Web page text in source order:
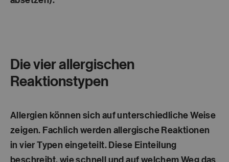
Die vier allergischen
Reaktionstypen
Allergien können sich auf unterschiedliche Weise
zeigen. Fachlich werden allergische Reaktionen
in vier Typen eingeteilt. Diese Einteilung
beschreibt, wie schnell und auf welchem Weg das